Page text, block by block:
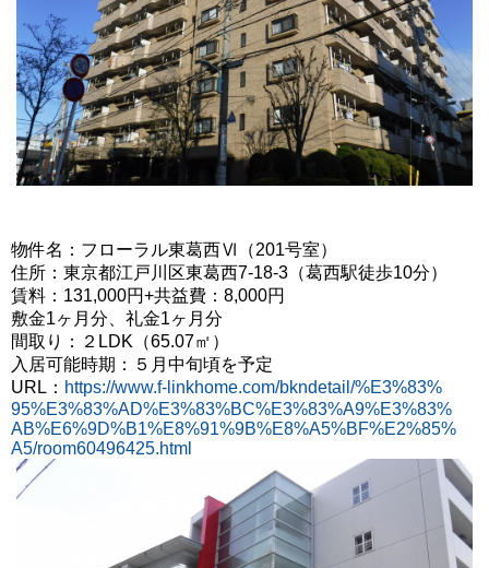
物件名：フローラル東葛西Ⅵ（201号室）
住所：東京都江戸川区東葛西7-18-3（葛西駅徒歩10分）
賃料：131,000円+共益費：8,000円
敷金1ヶ月分、礼金1ヶ月分
間取り：２LDK（65.07㎡）
入居可能時期：５月中旬頃を予定
URL： https://www.f-linkhome.com/bkndetail/%E3%83%
95%E3%83%AD%E3%83%BC%E3%83%A9%E3%83%
AB%E6%9D%B1%E8%91%9B%E8%A5%BF%E2%85%
A5/room60496425.html